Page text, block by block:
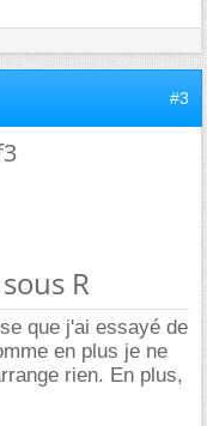
#3
R
que j'ai essayé de
en plus je ne
rien. En plus,